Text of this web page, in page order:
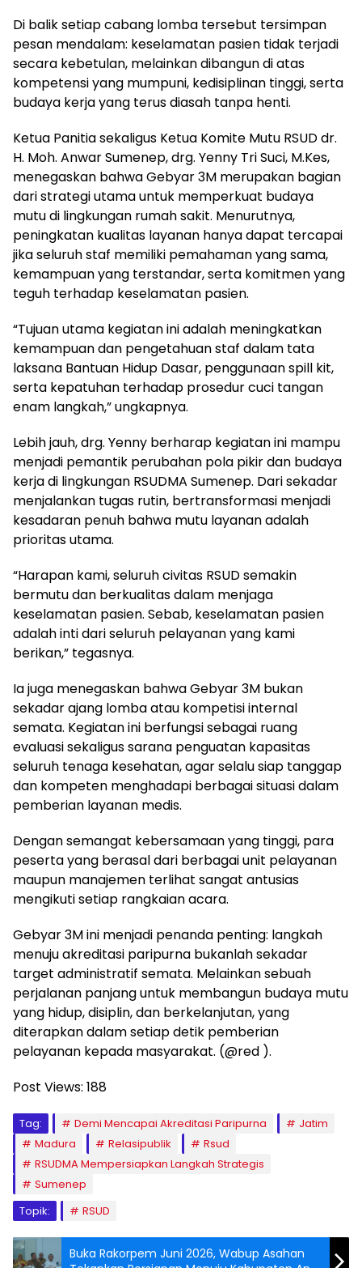
Di balik setiap cabang lomba tersebut tersimpan
pesan mendalam: keselamatan pasien tidak terjadi
secara kebetulan, melainkan dibangun di atas
kompetensi yang mumpuni, kedisiplinan tinggi, serta
budaya kerja yang terus diasah tanpa henti.
Ketua Panitia sekaligus Ketua Komite Mutu RSUD dr.
H. Moh. Anwar Sumenep, drg. Yenny Tri Suci, M.Kes,
menegaskan bahwa Gebyar 3M merupakan bagian
dari strategi utama untuk memperkuat budaya
mutu di lingkungan rumah sakit. Menurutnya,
peningkatan kualitas layanan hanya dapat tercapai
jika seluruh staf memiliki pemahaman yang sama,
kemampuan yang terstandar, serta komitmen yang
teguh terhadap keselamatan pasien.
“Tujuan utama kegiatan ini adalah meningkatkan
kemampuan dan pengetahuan staf dalam tata
laksana Bantuan Hidup Dasar, penggunaan spill kit,
serta kepatuhan terhadap prosedur cuci tangan
enam langkah,” ungkapnya.
Lebih jauh, drg. Yenny berharap kegiatan ini mampu
menjadi pemantik perubahan pola pikir dan budaya
kerja di lingkungan RSUDMA Sumenep. Dari sekadar
menjalankan tugas rutin, bertransformasi menjadi
kesadaran penuh bahwa mutu layanan adalah
prioritas utama.
“Harapan kami, seluruh civitas RSUD semakin
bermutu dan berkualitas dalam menjaga
keselamatan pasien. Sebab, keselamatan pasien
adalah inti dari seluruh pelayanan yang kami
berikan,” tegasnya.
Ia juga menegaskan bahwa Gebyar 3M bukan
sekadar ajang lomba atau kompetisi internal
semata. Kegiatan ini berfungsi sebagai ruang
evaluasi sekaligus sarana penguatan kapasitas
seluruh tenaga kesehatan, agar selalu siap tanggap
dan kompeten menghadapi berbagai situasi dalam
pemberian layanan medis.
Dengan semangat kebersamaan yang tinggi, para
peserta yang berasal dari berbagai unit pelayanan
maupun manajemen terlihat sangat antusias
mengikuti setiap rangkaian acara.
Gebyar 3M ini menjadi penanda penting: langkah
menuju akreditasi paripurna bukanlah sekadar
target administratif semata. Melainkan sebuah
perjalanan panjang untuk membangun budaya mutu
yang hidup, disiplin, dan berkelanjutan, yang
diterapkan dalam setiap detik pemberian
pelayanan kepada masyarakat. (@red ).
Post Views: 188
Tag: Demi Mencapai Akreditasi Paripurna
Jatim
Madura
Relasipublik
Rsud
RSUDMA Mempersiapkan Langkah Strategis
Sumenep
Topik:
RSUD
Buka Rakorpem Juni 2026, Wabup Asahan